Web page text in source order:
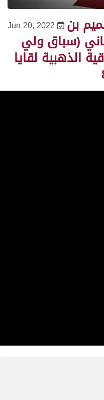
Jun 20, 2022 بن
(سباق ولي
البندقية الذهبية لقايا